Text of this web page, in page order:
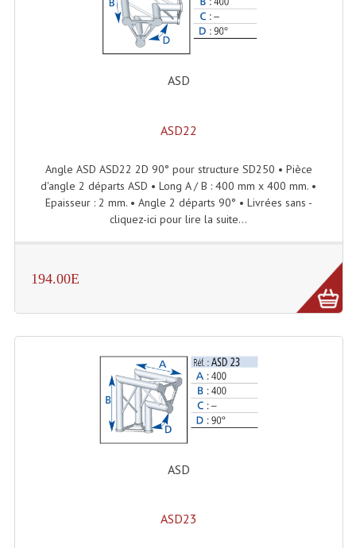
Compresseurs , Limiteurs , Noise Gate
Egaliseur Egaliseurs
Enceintes Amplifiées Actives
Enceintes, Système Amplifiés
Enceintes Passives Sono
Enceinte Nomade Bluetooth
Enceintes (Ecoutes De Studio)
Enceintes Autonomes Portables Amplifiées
Enceintes Hifi
Enceintes Monitoring
ASD
ASD22
Angle ASD ASD22 2D 90° pour structure SD250 • Pièce
d'angle 2 départs ASD • Long A / B : 400 mm x 400 mm. •
Epaisseur : 2 mm. • Angle 2 départs 90° • Livrées sans -
cliquez-ici pour lire la suite...
194.00E
ASD
ASD23